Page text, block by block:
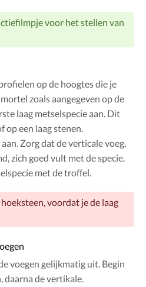
voor het stellen van
op de hoogtes die je
zoals aangegeven op de
laag metselspecie aan. Dit
op een laag stenen.
Zorg dat de verticale voeg,
zich goed vult met de specie.
met de troffel.
voordat je de laag
voegen gelijkmatig uit. Begin
daarna de vertikale.